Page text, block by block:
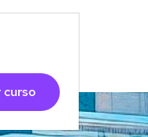
curso